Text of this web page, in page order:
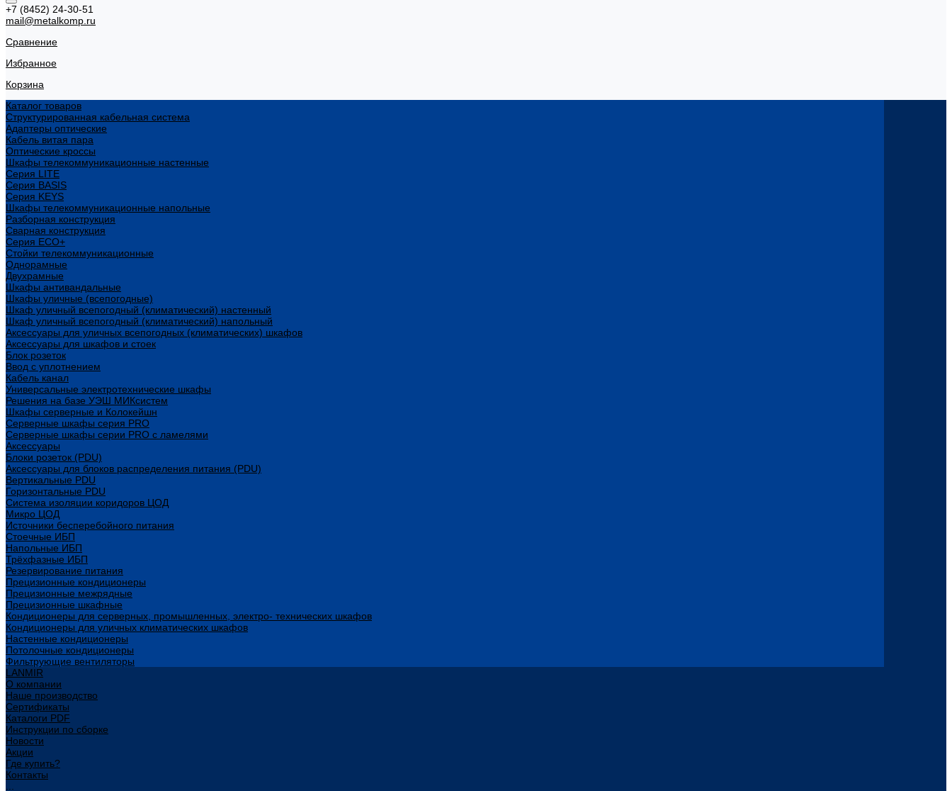
+7 (8452) 24-30-51
mail@metalkomp.ru
Сравнение
Избранное
Корзина
Каталог товаров
Структурированная кабельная система
Адаптеры оптические
Кабель витая пара
Оптические кроссы
Шкафы телекоммуникационные настенные
Cерия LITE
Cерия BASIS
Cерия KEYS
Шкафы телекоммуникационные напольные
Разборная конструкция
Сварная конструкция
Серия ECO+
Стойки телекоммуникационные
Однорамные
Двухрамные
Шкафы антивандальные
Шкафы уличные (всепогодные)
Шкаф уличный всепогодный (климатический) настенный
Шкаф уличный всепогодный (климатический) напольный
Аксессуары для уличных всепогодных (климатических) шкафов
Аксессуары для шкафов и стоек
Блок розеток
Ввод с уплотнением
Кабель канал
Универсальные электротехнические шкафы
Решения на базе УЭШ МИКсистем
Шкафы серверные и Колокейшн
Серверные шкафы серия PRO
Серверные шкафы серии PRO с ламелями
Аксессуары
Блоки розеток (PDU)
Аксессуары для блоков распределения питания (PDU)
Вертикальные PDU
Горизонтальные PDU
Система изоляции коридоров ЦОД
Микро ЦОД
Источники бесперебойного питания
Стоечные ИБП
Напольные ИБП
Трёхфазные ИБП
Резервирование питания
Прецизионные кондиционеры
Прецизионные межрядные
Прецизионные шкафные
Кондиционеры для серверных, промышленных, электро- технических шкафов
Кондиционеры для уличных климатических шкафов
Настенные кондиционеры
Потолочные кондиционеры
Фильтрующие вентиляторы
LANMIR
О компании
Наше производство
Сертификаты
Каталоги PDF
Инструкции по сборке
Новости
Акции
Где купить?
Контакты